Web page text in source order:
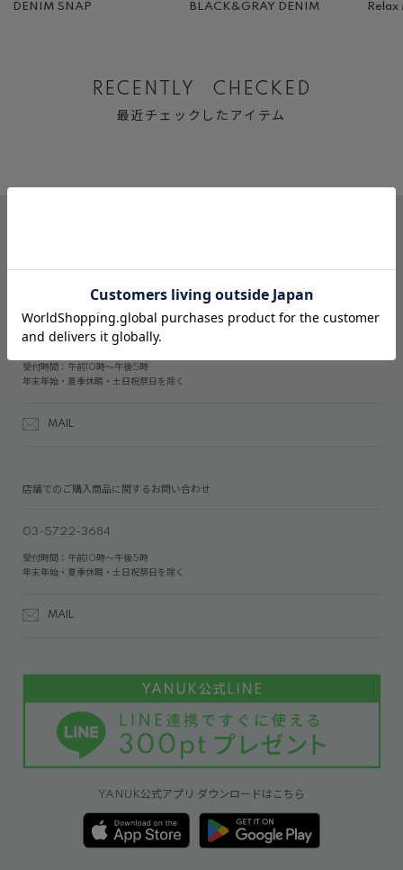
DENIM SNAP BLACK&GRAY DENIM Relax
RECENTLY CHECKED
最近チェックしたアイテム
オンラインストアでのご購入に関するお問い合わせ
03-6809-2611
受付時間：午前10時～午後5時
年末年始・夏季休暇・土日祝祭日を除く
MAIL
店舗でのご購入商品に関するお問い合わせ
03-5722-3684
受付時間：午前10時～午後5時
年末年始・夏季休暇・土日祝祭日を除く
MAIL
YANUK公式アプリ ダウンロードはこちら